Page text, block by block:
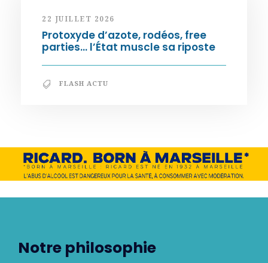
22 JUILLET 2026
Protoxyde d’azote, rodéos, free
parties… l’État muscle sa riposte
FLASH ACTU
Notre philosophie